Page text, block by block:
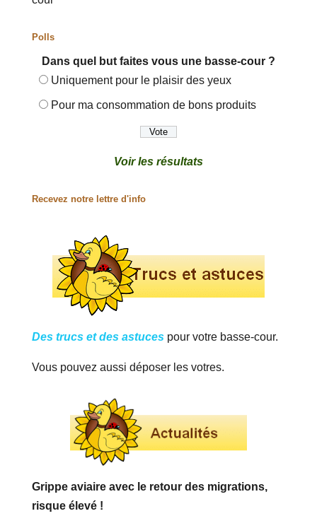
Polls
Dans quel but faites vous une basse-cour ?
Uniquement pour le plaisir des yeux
Pour ma consommation de bons produits
Voir les résultats
Recevez notre lettre d'info
Des trucs et des astucespour votre basse-cour.
Vous pouvez aussi déposer les votres.
Grippe aviaire avec le retour des migrations,
risque élevé !